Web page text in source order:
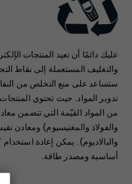
عليك دائمًا أن تعيد المنتجات
والتغليف المستعملة إلى نقاط
ستساعد على منع التخلص من
تدوير المواد. حيث تحتوي المنتجات
من المواد القيّمة التي تتضمن
والفولاذ والمغنيسيوم) ومعادن
والبالاديوم). ‏‫‏‫يمكن إعادة
أساسية ومصدر طاقة.‬‬